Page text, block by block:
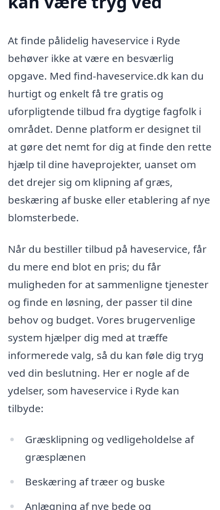
At finde pålidelig haveservice i Ryde
behøver ikke at være en besværlig
opgave. Med find-haveservice.dk kan du
hurtigt og enkelt få tre gratis og
uforpligtende tilbud fra dygtige fagfolk i
området. Denne platform er designet til
at gøre det nemt for dig at finde den rette
hjælp til dine haveprojekter, uanset om
det drejer sig om klipning af græs,
beskæring af buske eller etablering af nye
blomsterbede.
Når du bestiller tilbud på haveservice, får
du mere end blot en pris; du får
muligheden for at sammenligne tjenester
og finde en løsning, der passer til dine
behov og budget. Vores brugervenlige
system hjælper dig med at træffe
informerede valg, så du kan føle dig tryg
ved din beslutning. Her er nogle af de
ydelser, som haveservice i Ryde kan
tilbyde:
Græsklipning og vedligeholdelse af
græsplænen
Beskæring af træer og buske
Anlægning af nye bede og